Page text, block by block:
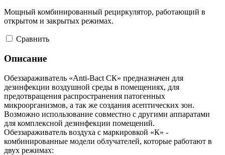
Мощный комбинированный рециркулятор, работающий в
открытом и закрытых режимах.
Cравнить
Описание
Обеззараживатель «Anti-Bact CК» предназначен для
дезинфекции воздушной среды в помещениях, для
предотвращения распространения патогенных
микроорганизмов, а так же создания асептических зон.
Возможно использование совместно с другими аппаратами
для комплексной дезинфекции помещений.
Обеззараживатель воздуха с маркировкой «К» -
комбинированные модели облучателей, которые работают в
двух режимах: